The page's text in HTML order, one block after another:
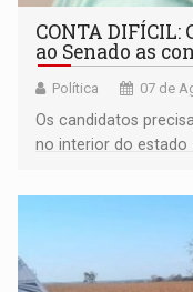
CONTA
ao Senado as
Política 07 de
Os candidatos
no interior do estado
garantir